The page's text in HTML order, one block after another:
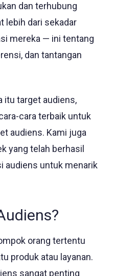
dan terhubung
lebih dari sekadar
mereka — ini tentang
dan tantangan
itu target audiens,
cara terbaik untuk
audiens. Kami juga
yang telah berhasil
audiens untuk menarik
orang tertentu
produk atau layanan.
sangat penting